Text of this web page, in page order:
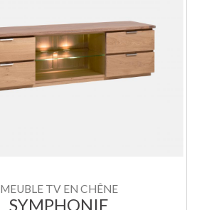
MEUBLE TV EN CHÊNE
SYMPHONIE